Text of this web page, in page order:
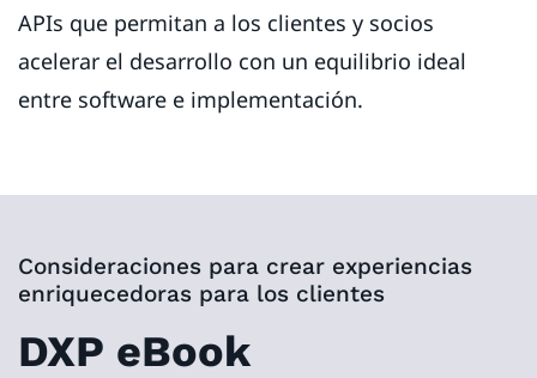
APIs que permitan a los clientes y socios
acelerar el desarrollo con un equilibrio ideal
entre software e implementación.
Consideraciones para crear experiencias
enriquecedoras para los clientes
DXP eBook